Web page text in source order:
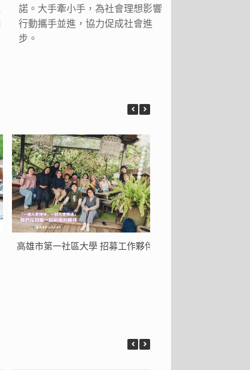
諾。大手牽小手，為社會理想影響
行動攜手並進，協力促成社會進
步。
高雄市第一社區大學 招募工作夥伴